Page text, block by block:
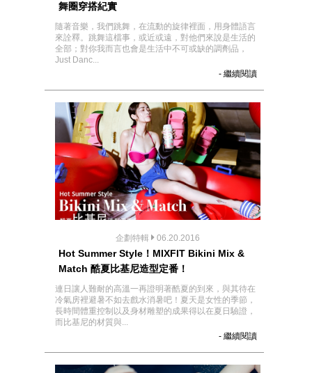
舞圈穿搭紀實
隨著音樂，我們跳舞，在流動的旋律裡面，用身體語言
來詮釋。跳舞這檔事，或近或遠，對他們來說是生活的
全部；對你我而言也會是生活中不可或缺的調劑品，
Just Danc...
- 繼續閱讀
企劃特輯 06.20.2016
Hot Summer Style！MIXFIT Bikini Mix &
Match 酷夏比基尼造型定番！
連日讓人難耐的高溫一再證明著酷夏的到來，與其待在
冷氣房裡避暑不如去戲水消暑吧！夏天是女性的季節，
長時間體重控制以及身材雕塑的成果得以在夏日驗證，
而比基尼的材質與...
- 繼續閱讀